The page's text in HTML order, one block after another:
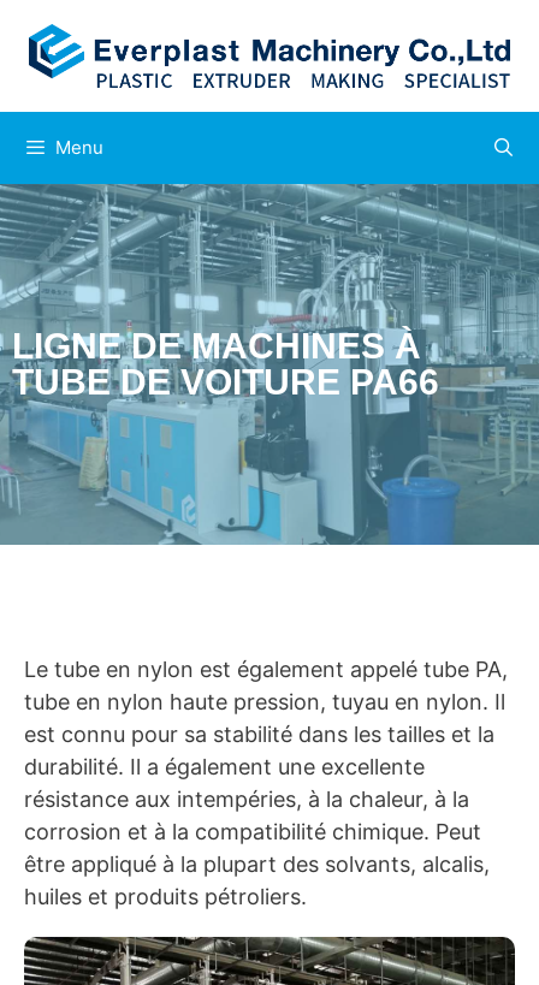
Menu
LIGNE DE MACHINES À
TUBE DE VOITURE PA66
Le tube en nylon est également appelé tube PA,
tube en nylon haute pression, tuyau en nylon. Il
est connu pour sa stabilité dans les tailles et la
durabilité. Il a également une excellente
résistance aux intempéries, à la chaleur, à la
corrosion et à la compatibilité chimique. Peut
être appliqué à la plupart des solvants, alcalis,
huiles et produits pétroliers.